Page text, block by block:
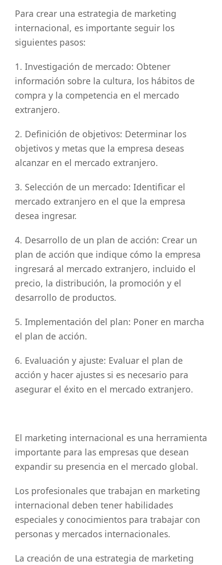
Para crear una estrategia de marketing
internacional, es importante seguir los
siguientes pasos:
1. Investigación de mercado: Obtener
información sobre la cultura, los hábitos de
compra y la competencia en el mercado
extranjero.
2. Definición de objetivos: Determinar los
objetivos y metas que la empresa deseas
alcanzar en el mercado extranjero.
3. Selección de un mercado: Identificar el
mercado extranjero en el que la empresa
desea ingresar.
4. Desarrollo de un plan de acción: Crear un
plan de acción que indique cómo la empresa
ingresará al mercado extranjero, incluido el
precio, la distribución, la promoción y el
desarrollo de productos.
5. Implementación del plan: Poner en marcha
el plan de acción.
6. Evaluación y ajuste: Evaluar el plan de
acción y hacer ajustes si es necesario para
asegurar el éxito en el mercado extranjero.
El marketing internacional es una herramienta
importante para las empresas que desean
expandir su presencia en el mercado global.
Los profesionales que trabajan en marketing
internacional deben tener habilidades
especiales y conocimientos para trabajar con
personas y mercados internacionales.
La creación de una estrategia de marketing